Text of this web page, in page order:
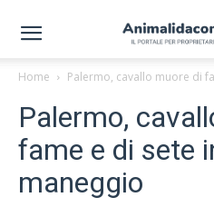
Home Palermo, cavallo muore di
Palermo,
fame e di sete
maneggio